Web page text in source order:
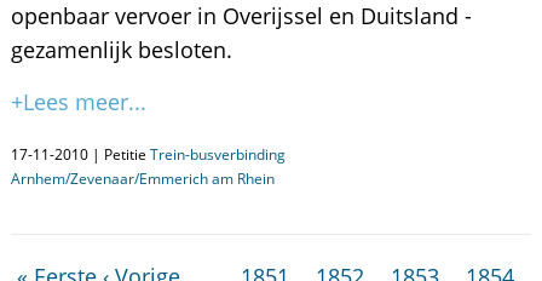
openbaar vervoer in Overijssel en Duitsland -
gezamenlijk besloten.
+Lees meer...
17-11-2010 | Petitie Trein-busverbinding
Arnhem/Zevenaar/Emmerich am Rhein